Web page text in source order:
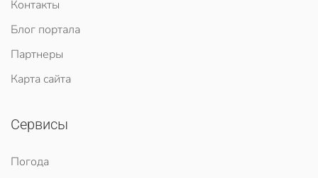
Контакты
Блог портала
Партнеры
Карта сайта
Сервисы
Погода